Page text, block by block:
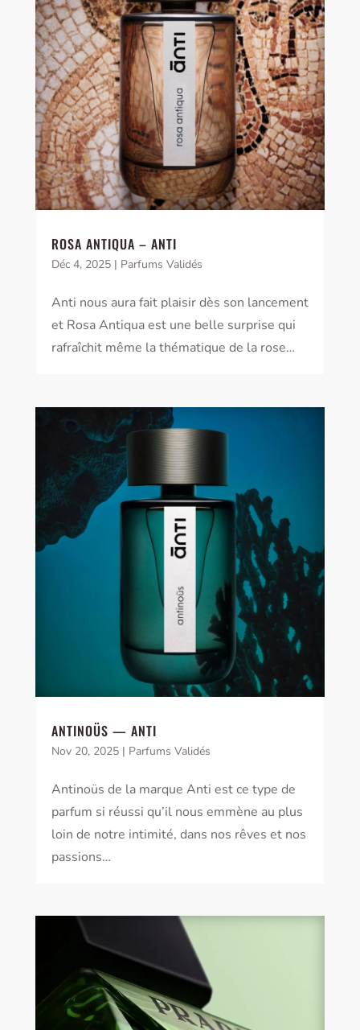
ROSA ANTIQUA – ANTI
Déc 4, 2025| Parfums Validés
Anti nous aura fait plaisir dès son lancement
et Rosa Antiqua est une belle surprise qui
rafraîchit même la thématique de la rose…
ANTINOÜS — ANTI
Nov 20, 2025| Parfums Validés
Antinoüs de la marque Anti est ce type de
parfum si réussi qu’il nous emmène au plus
loin de notre intimité, dans nos rêves et nos
passions…